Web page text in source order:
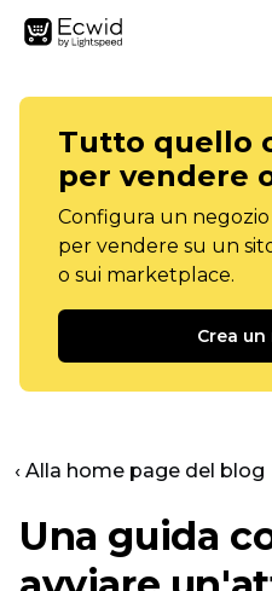
Tutto quello
per vendere
Configura un
per vendere su un
o sui marketplace.
Crea
‹ Alla home page del blog
Una guida